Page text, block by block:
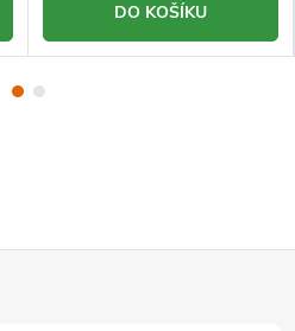
DO KOŠÍKU